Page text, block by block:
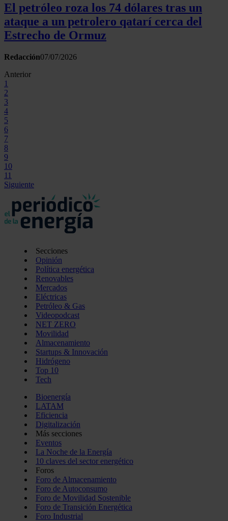
El petróleo roza los 74 dólares tras un
ataque a un petrolero qatarí cerca del
Estrecho de Ormuz
Redacción07/07/2026
Anterior
1
2
3
4
5
6
7
8
9
10
11
Siguiente
Secciones
Opinión
Política energética
Renovables
Mercados
Eléctricas
Petróleo & Gas
Videopodcast
NET ZERO
Movilidad
Almacenamiento
Startups & Innovación
Hidrógeno
Top 10
Tech
Bioenergía
LATAM
Eficiencia
Digitalización
Más secciones
Eventos
La Noche de la Energía
10 claves del sector energético
Foros
Foro de Almacenamiento
Foro de Autoconsumo
Foro de Movilidad Sostenible
Foro de Transición Energética
Foro Industrial